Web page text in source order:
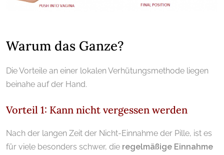
Warum das Ganze?
Die Vorteile an einer lokalen Verhütungsmethode liegen
beinahe auf der Hand.
Vorteil 1: Kann nicht vergessen werden
Nach der langen Zeit der Nicht-Einnahme der Pille, ist es
für viele besonders schwer, die regelmäßige Einnahme